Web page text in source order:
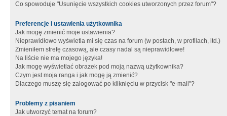
Co spowoduje "Usunięcie wszystkich cookies utworzonych przez forum"?
Preferencje i ustawienia użytkownika
Jak mogę zmienić moje ustawienia?
Nieprawidłowo wyświetla mi się czas na forum (w postach, w profilach, itd.)
Zmieniłem strefę czasową, ale czasy nadal są nieprawidłowe!
Na liście nie ma mojego języka!
Jak mogę wyświetlać obrazek pod moją nazwą użytkownika?
Czym jest moja ranga i jak mogę ją zmienić?
Dlaczego muszę się zalogować po kliknięciu w przycisk "e-mail"?
Problemy z pisaniem
Jak utworzyć temat na forum?